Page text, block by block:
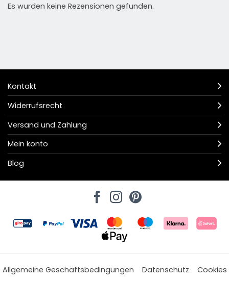
Es wurden keine Rezensionen gefunden.
Kontakt
Widerrufsrecht
Versand und Zahlung
Mein konto
Blog
Allgemeine Geschäftsbedingungen Datenschutz Cookies